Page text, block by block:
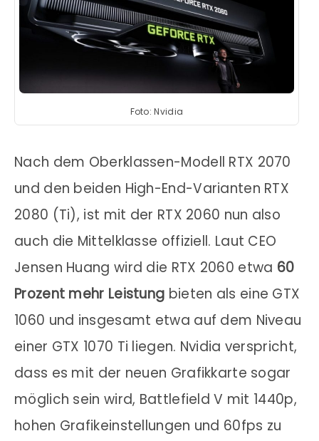
Foto: Nvidia
Nach dem Oberklassen-Modell RTX 2070
und den beiden High-End-Varianten RTX
2080 (Ti), ist mit der RTX 2060 nun also
auch die Mittelklasse offiziell. Laut CEO
Jensen Huang wird die RTX 2060 etwa 60
Prozent mehr Leistung bieten als eine GTX
1060 und insgesamt etwa auf dem Niveau
einer GTX 1070 Ti liegen. Nvidia verspricht,
dass es mit der neuen Grafikkarte sogar
möglich sein wird, Battlefield V mit 1440p,
hohen Grafikeinstellungen und 60fps zu